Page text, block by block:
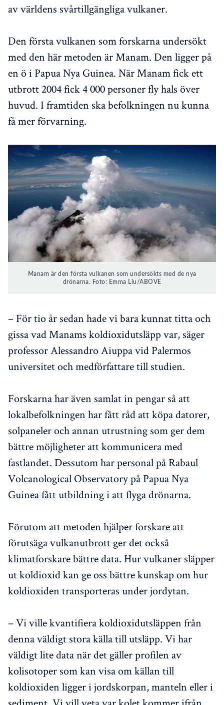
av världens svårtillgängliga vulkaner.
Den första vulkanen som forskarna undersökt
med den här metoden är Manam. Den ligger på
en ö i Papua Nya Guinea. När Manam fick ett
utbrott 2004 fick 4 000 personer fly hals över
huvud. I framtiden ska befolkningen nu kunna
få mer förvarning.
Manam är den första vulkanen som undersökts med de nya
drönarna. Foto: Emma Liu/ABOVE
– För tio år sedan hade vi bara kunnat titta och
gissa vad Manams koldioxidutsläpp var, säger
professor Alessandro Aiuppa vid Palermos
universitet och medförfattare till studien.
Forskarna har även samlat in pengar så att
lokalbefolkningen har fått råd att köpa datorer,
solpaneler och annan utrustning som ger dem
bättre möjligheter att kommunicera med
fastlandet. Dessutom har personal på Rabaul
Volcanological Observatory på Papua Nya
Guinea fått utbildning i att flyga drönarna.
Förutom att metoden hjälper forskare att
förutsäga vulkanutbrott ger det också
klimatforskare bättre data. Hur vulkaner släpper
ut koldioxid kan ge oss bättre kunskap om hur
koldioxiden transporteras under jordytan.
– Vi ville kvantifiera koldioxidutsläppen från
denna väldigt stora källa till utsläpp. Vi har
väldigt lite data när det gäller profilen av
kolisotoper som kan visa om källan till
koldioxiden ligger i jordskorpan, manteln eller i